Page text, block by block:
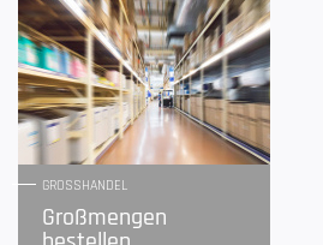
GROSSHANDEL
Großmengen